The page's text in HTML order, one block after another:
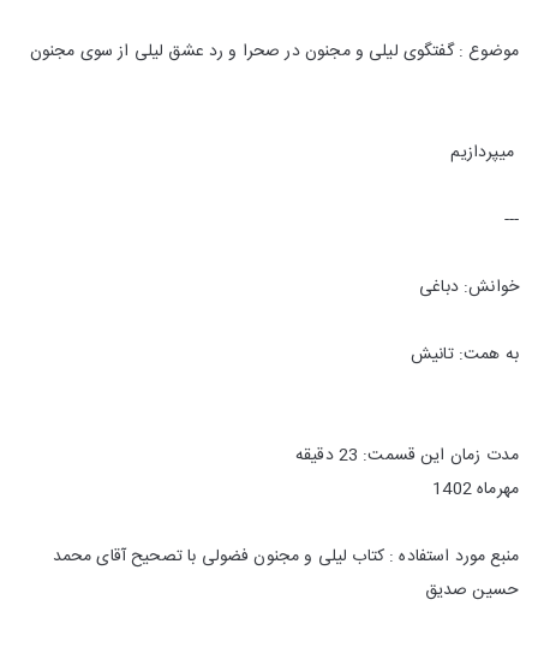
موضوع : گفتگوی لیلی و مجنون در صحرا و رد عشق لیلی از سوی مجنون
میپردازیم
---
خوانش: دباغی
به همت: تانیش
مدت زمان این قسمت: 23 دقیقه
مهرماه 1402
منبع مورد استفاده : کتاب لیلی و مجنون فضولی با تصحیح آقای محمد
حسین صدیق